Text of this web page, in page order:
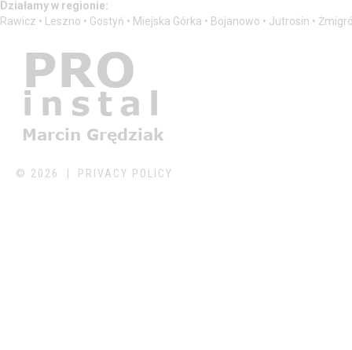
Działamy w regionie:
Rawicz • Leszno • Gostyń • Miejska Górka • Bojanowo • Jutrosin •
© 2026 PRIVACY POLICY